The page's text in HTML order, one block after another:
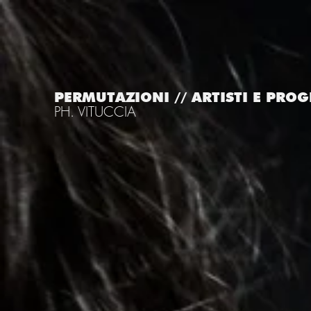
PERMUTAZIONI // ARTISTI E
PH. VITUCCIA